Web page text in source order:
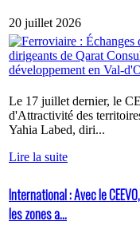
20 juillet 2026
Le 17 juillet dernier, le
d'Attractivité des
Yahia Labed, diri...
Lire la suite
International : Avec le
les zones a...